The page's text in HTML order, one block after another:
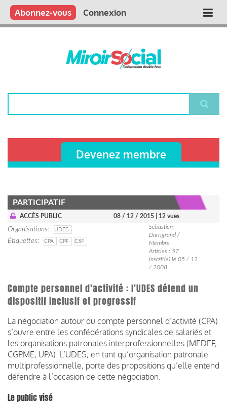
Aller
contenu
Main
Qui sommes nous ?
Vous publiez
Nous publions
Contactez-nous
Abonnez-vous Connexion
Devenez membre
PARTICIPATIF
ACCÈS PUBLIC 08 / 12 / 2015 | 12 vues
Organisations
UDES
Étiquettes
CPA CPF C3P
Sebastien
Darrigrand /
Membre
Articles : 57
Inscrit(e) le 05 / 12
/ 2008
Compte personnel d'activité : l'UDES défend un
dispositif inclusif et progressif
La négociation autour du compte personnel d’activité (CPA)
s’ouvre entre les confédérations syndicales de salariés et
les organisations patronales interprofessionnelles (MEDEF,
CGPME, UPA). L’UDES, en tant qu’organisation patronale
multiprofessionnelle, porte des propositions qu’elle entend
défendre à l’occasion de cette négociation.
Le public visé